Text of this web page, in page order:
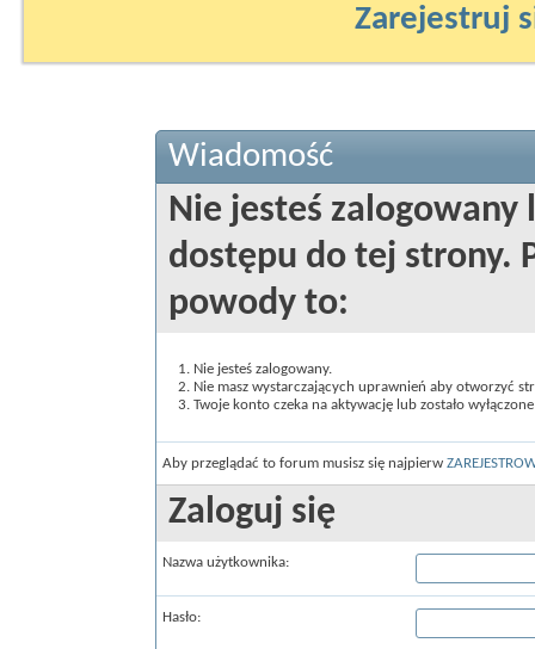
Zarejestruj
Wiadomość
Nie jesteś zalogowany
dostępu do tej strony.
powody to:
Nie jesteś zalogowany.
Nie masz wystarczających uprawnień aby otworzyć
Twoje konto czeka na aktywację lub zostało
Aby przeglądać to forum musisz się najpierw
Zaloguj się
Nazwa użytkownika:
Hasło: